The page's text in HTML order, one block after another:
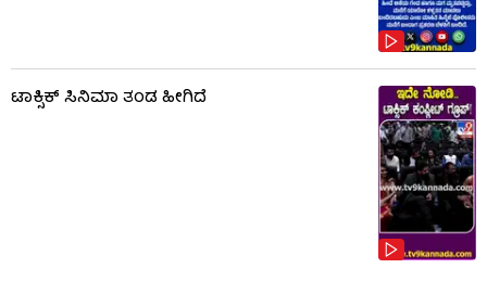
ಟಾಕ್ಸಿಕ್​​​ ಸಿನಿಮಾ ತಂಡ ಹೀಗಿದೆ